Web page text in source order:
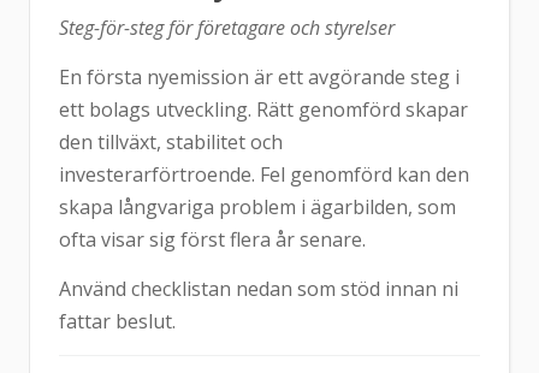
Steg-för-steg för företagare och styrelser
En första nyemission är ett avgörande steg i
ett bolags utveckling. Rätt genomförd skapar
den tillväxt, stabilitet och
investerarförtroende. Fel genomförd kan den
skapa långvariga problem i ägarbilden, som
ofta visar sig först flera år senare.
Använd checklistan nedan som stöd innan ni
fattar beslut.